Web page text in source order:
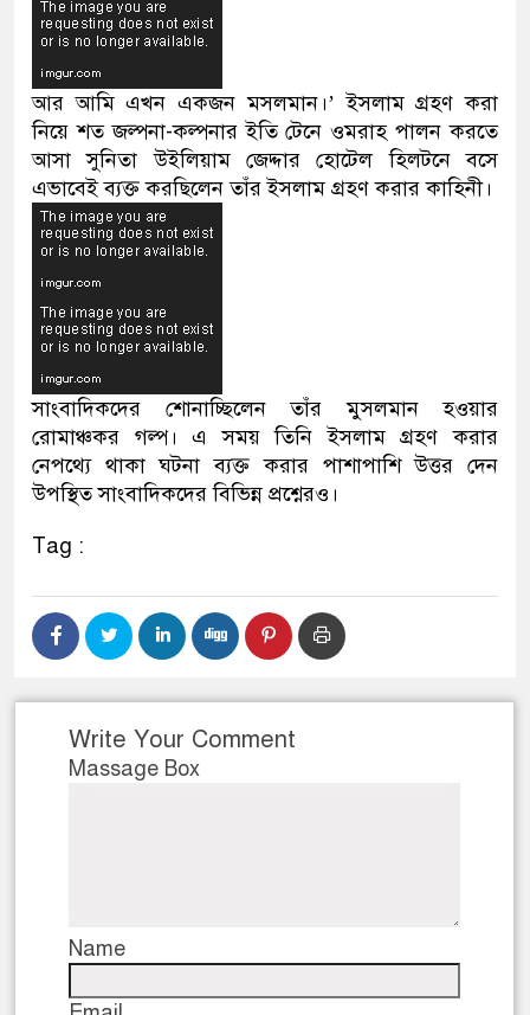
আর আমি এখন একজন মসলমান।’ ইসলাম গ্রহণ করা
নিয়ে শত জল্পনা-কল্পনার ইতি টেনে ওমরাহ পালন করতে
আসা সুনিতা উইলিয়াম জেদ্দার হোটেল হিলটনে বসে
এভাবেই ব্যক্ত করছিলেন তাঁর ইসলাম গ্রহণ করার কাহিনী।
সাংবাদিকদের শোনাচ্ছিলেন তাঁর মুসলমান হওয়ার
রোমাঞ্চকর গল্প। এ সময় তিনি ইসলাম গ্রহণ করার
নেপথ্যে থাকা ঘটনা ব্যক্ত করার পাশাপাশি উত্তর দেন
উপস্থিত সাংবাদিকদের বিভিন্ন প্রশ্নেরও।
Tag :
Write Your Comment
Massage Box
Name